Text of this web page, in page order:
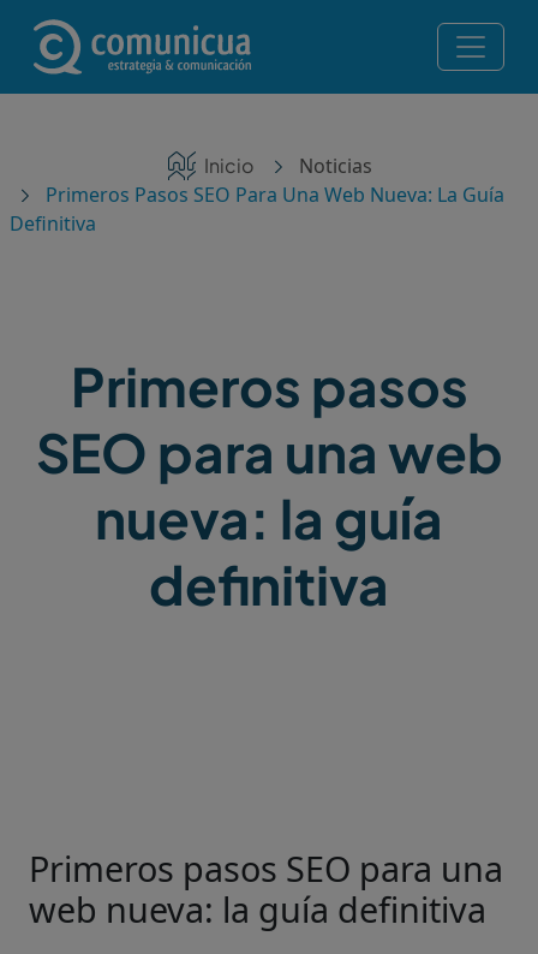
Navegación principal
Contacto
¡Consulta gratis!
Ruta de navegación
Inicio
Noticias
Primeros Pasos SEO Para Una Web Nueva: La Guía
Definitiva
Primeros pasos
SEO para una web
nueva: la guía
definitiva
Primeros pasos SEO para una
web nueva: la guía definitiva